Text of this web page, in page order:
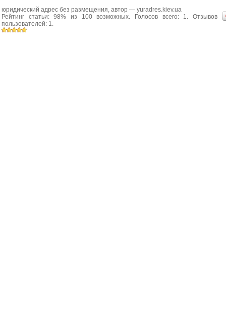
юридический адрес без размещения, автор — yuradres.kiev.ua
Рейтинг статьи:98% из 100возможных. Голосов всего: 1. Отзывов
пользователей: 1.